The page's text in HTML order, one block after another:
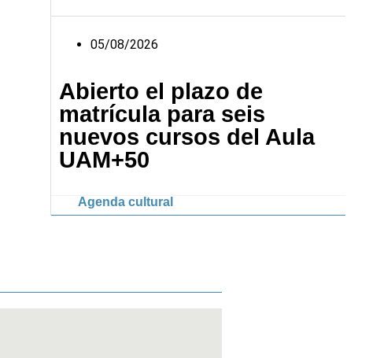
05/08/2026
Abierto el plazo de
matrícula para seis
nuevos cursos del Aula
UAM+50
Agenda cultural